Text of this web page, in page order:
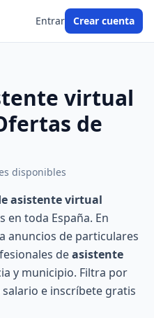
Entrar Crear cuenta
virtual
de
disponibles
asistente virtual
en toda España. En
anuncios de particulares
deasistente
y municipio. Filtra por
e inscríbete gratis